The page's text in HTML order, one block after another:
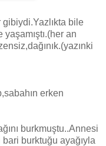
bile
an
erken
burkmuştu..Annesi
burktuğu ayağıyla